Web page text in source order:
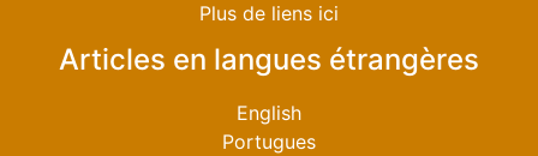
Plus de liens ici
Articles en langues étrangères
English
Portugues